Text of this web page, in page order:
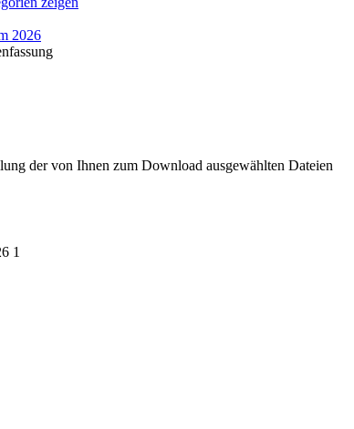
2026
der von Ihnen zum Download ausgewählten Dateien
1